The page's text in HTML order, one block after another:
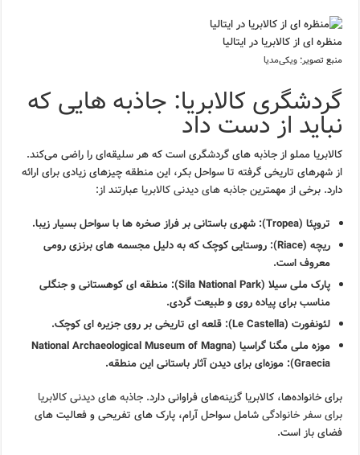
منظره ای از کالابریا در ایتالیا
منبع تصویر:ویکی‌مدیا
گردشگری کالابریا: جاذبه هایی که
نباید از دست داد
کالابریا مملو از جاذبه های گردشگری است که هر سلیقه‌ای را راضی می‌کند.
از شهرهای تاریخی گرفته تا سواحل بکر، این منطقه چیزهای زیادی برای ارائه
دارد. برخی از مهمترینجاذبه های دیدنی کالابریا عبارتند از:
تروپئا (Tropea):
شهری باستانی بر فراز صخره ها با سواحل بسیار زیبا.
ریچه (Riace):
روستایی کوچک که به دلیل مجسمه های برنزی رومی
معروف است.
پارک ملی سیلا (Sila National Park):
منطقه ای کوهستانی و جنگلی
مناسب برای پیاده روی و طبیعت گردی.
لئونفورت (Le Castella):
قلعه ای تاریخی بر روی جزیره ای کوچک.
موزه ملی مگنا گراسیا (National Archaeological Museum of Magna
Graecia):
موزه‌ای برای دیدن آثار باستانی این منطقه.
برای خانواده‌ها، کالابریا گزینه‌های فراوانی دارد.جاذبه های دیدنی کالابریا
برای سفر خانوادگیشامل سواحل آرام، پارک های تفریحی و فعالیت های
فضای باز است.